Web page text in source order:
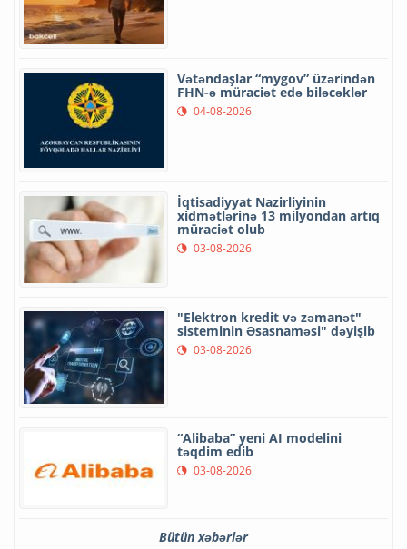
Vətəndaşlar “mygov” üzərindən
FHN-ə müraciət edə biləcəklər
04-08-2026
İqtisadiyyat Nazirliyinin
xidmətlərinə 13 milyondan artıq
müraciət olub
03-08-2026
"Elektron kredit və zəmanət"
sisteminin Əsasnaməsi" dəyişib
03-08-2026
“Alibaba” yeni AI modelini
təqdim edib
03-08-2026
Bütün xəbərlər